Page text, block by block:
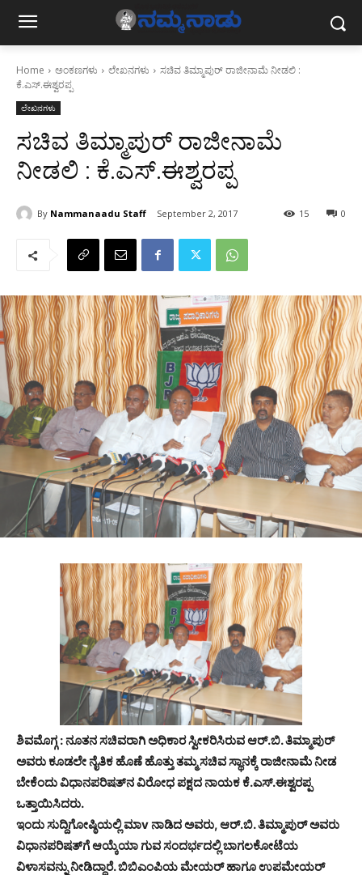
Home ಅಂಕಣಗಳು ಲೇಖನಗಳು
ಸಚಿವ ತಿಮ್ಮಾಪುರ್ ರಾಜೀನಾಮೆ ನೀಡಲಿ :
ಕೆ.ಎಸ್.ಈಶ್ವರಪ್ಪ
ಲೇಖನಗಳು
ಸಚಿವ ತಿಮ್ಮಾಪುರ್ ರಾಜೀನಾಮೆ
ನೀಡಲಿ : ಕೆ.ಎಸ್.ಈಶ್ವರಪ್ಪ
By Nammanaadu Staff September 2, 2017 0
15
ಶಿವಮೊಗ್ಗ : ನೂತನ ಸಚಿವರಾಗಿ ಅಧಿಕಾರ ಸ್ವೀಕರಿಸಿರುವ ಆರ್.ಬಿ. ತಿಮ್ಮಾಪುರ್
ಅವರು ಕೂಡಲೇ ನೈತಿಕ ಹೊಣೆ ಹೊತ್ತು ತಮ್ಮ ಸಚಿವ ಸ್ಥಾನಕ್ಕೆ ರಾಜೀನಾಮೆ ನೀಡ
ಬೇಕೆಂದು ವಿಧಾನಪರಿಷತ್‌ನ ವಿರೋಧ ಪಕ್ಷದ ನಾಯಕ ಕೆ.ಎಸ್.ಈಶ್ವರಪ್ಪ
ಒತ್ತಾಯಿಸಿದರು.
ಇಂದು ಸುದ್ದಿಗೋಷ್ಠಿಯಲ್ಲಿ ಮಾv ನಾಡಿದ ಅವರು, ಆರ್.ಬಿ. ತಿಮ್ಮಾಪುರ್ ಅವರು
ವಿಧಾನಪರಿಷತ್‌ಗೆ ಆಯ್ಕೆಯಾ ಗುವ ಸಂದರ್ಭದಲ್ಲಿ ಬಾಗಲಕೋಟೆಯ
ವಿಳಾಸವನ್ನು ನೀಡಿದ್ದಾರೆ. ಬಿಬಿಎಂಪಿಯ ಮೇಯರ್ ಹಾಗೂ ಉಪಮೇಯರ್